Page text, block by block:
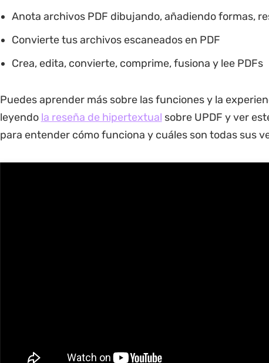
Anota archivos PDF dibujando, añadiendo formas,
Convierte tus archivos escaneados en PDF
Crea, edita, convierte, comprime, fusiona y lee PDFs
Puedes aprender más sobre las funciones y la
leyendo la reseña de hipertextual sobre UPDF y ver
para entender cómo funciona y cuáles son todas sus